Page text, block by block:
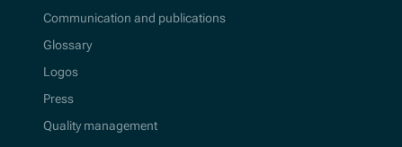
Communication and publications
Glossary
Logos
Press
Quality management